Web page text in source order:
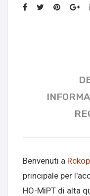
Benvenuti a
principale per
HO-MiPT di alta